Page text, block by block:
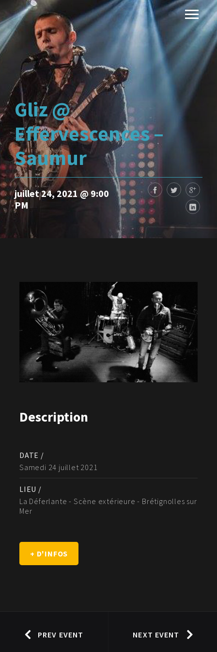
Gliz @
Effervescences –
Saumur
juillet 24, 2021 @ 9:00
PM
Description
DATE /
Samedi 24 juillet 2021
LIEU /
La Déferlante - Scène extérieure - Brétignolles sur
Mer
+ D'INFOS
PREV EVENT NEXT EVENT